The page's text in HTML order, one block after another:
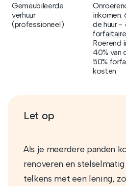
Gemeubileerde
verhuur
(professioneel)
inkomen:
de huur -
Roerend
40% van
50%
kosten
Let op
Als je meerdere panden
renoveren en
telkens met een lening,